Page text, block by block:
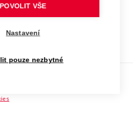
POVOLIT VŠE
Nastavení
pouze nezbytné